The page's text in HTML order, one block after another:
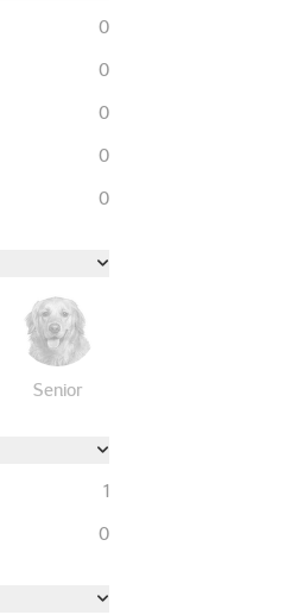
0
0
0
0
0
Senior
1
0